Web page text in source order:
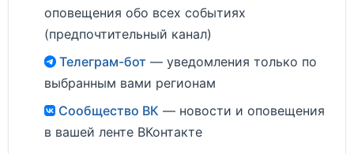
оповещения обо всех событиях
(предпочтительный канал)
Телеграм-бот — уведомления только по
выбранным вами регионам
Сообщество ВК — новости и оповещения
в вашей ленте ВКонтакте